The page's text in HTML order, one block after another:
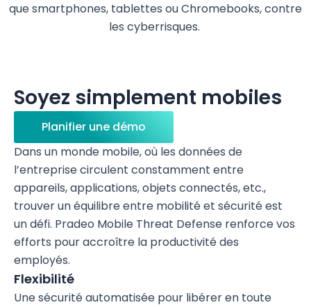
que smartphones, tablettes ouChromebooks, contre
les cyberrisques.
Soyez simplement mobiles
Planifier une démo
Dans un monde mobile, où les données de
l’entreprise circulent constamment entre
appareils, applications, objets connectés, etc.,
trouver un équilibre entre mobilité et sécurité est
un défi. Pradeo Mobile Threat Defense renforce vos
efforts pour accroître la productivité des
employés.
Flexibilité
Une sécurité automatisée pour libérer en toute